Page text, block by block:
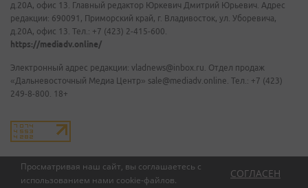
Просматривая наш сайт, вы соглашаетесь с
использованием нами cookie-файлов.
СОГЛАСЕН
д.20А, офис 13. Главный редактор Юркевич Дмитрий Юрьевич. Адрес
редакции: 690091, Приморский край, г. Владивосток, ул. Уборевича,
д.20А, офис 13. Тел.: +7 (423) 2-415-600.
https://mediadv.online/
Электронный адрес редакции: vladnews@inbox.ru. Отдел продаж
«Дальневосточный Медиа Центр» sale@mediadv.online. Тел.: +7 (423)
249-8-800. 18+